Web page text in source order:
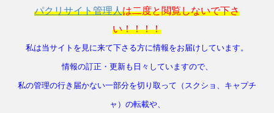
パクリサイト管理人は二度と閲覧しないで下さ
い！！！！
私は当サイトを見に来て下さる方に情報をお届けしています。
情報の訂正・更新も日々していますので、
私の管理の行き届かない一部分を切り取って（スクショ、キャプチ
ャ）の転載や、